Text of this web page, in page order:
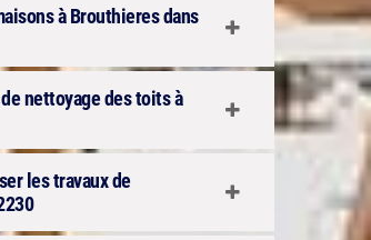
à Brouthieres dans
nettoyage des toits à
les travaux de